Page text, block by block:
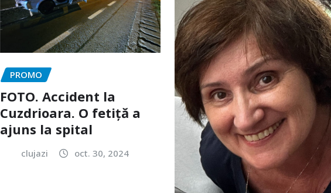
PROMO
FOTO. Accident la
Cuzdrioara. O fetiță a
ajuns la spital
clujazi oct. 30, 2024